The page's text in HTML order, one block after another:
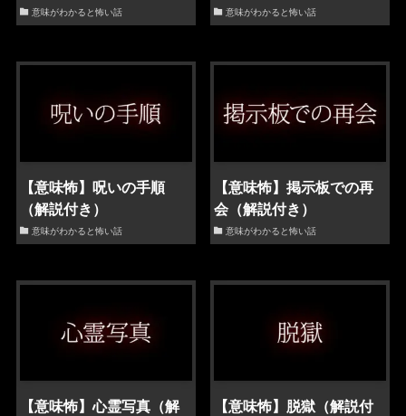
意味がわかると怖い話 意味がわかると怖い話
【意味怖】呪いの手順
（解説付き）
意味がわかると怖い話
【意味怖】掲示板での再
会（解説付き）
意味がわかると怖い話
【意味怖】心霊写真（解
【意味怖】脱獄（解説付